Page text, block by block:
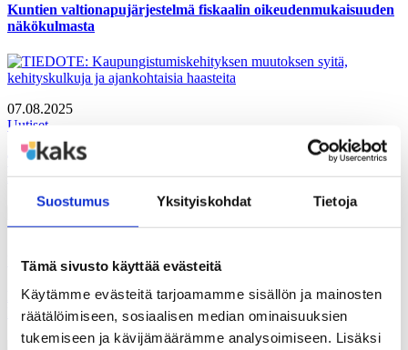
Suostumus Yksityiskohdat Tietoja
Tämä sivusto käyttää evästeitä
Käytämme evästeitä tarjoamamme sisällön ja mainosten
räätälöimiseen, sosiaalisen median ominaisuuksien
tukemiseen ja kävijämäärämme analysoimiseen. Lisäksi
Kuntien valtionapujärjestelmä fiskaalin oikeudenmukaisuuden
näkökulmasta
07.08.2025
Uutiset
TIEDOTE: Kaupungistumiskehityksen muutoksen syitä,
kehityskulkuja ja ajankohtaisia haasteita
Uutiset
KAKS teki apurahapäätökset vuoden 2025 ensimmäisestä
hausta